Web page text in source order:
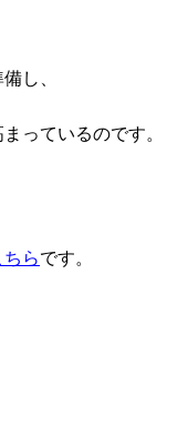
し、
っているのです。
ちらです。